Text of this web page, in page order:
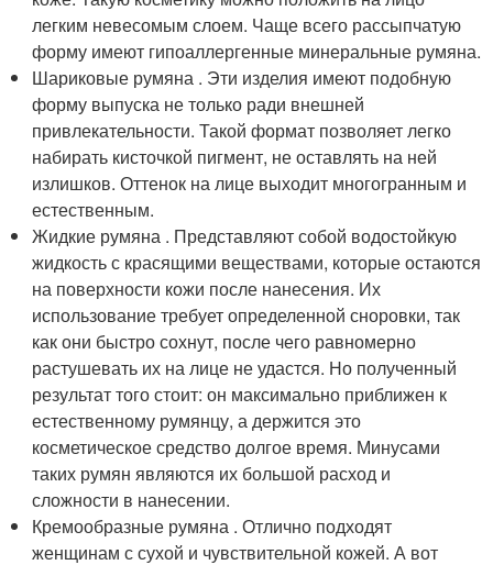
легким невесомым слоем. Чаще всего рассыпчатую
форму имеют гипоаллергенные минеральные румяна.
Шариковые румяна . Эти изделия имеют подобную
форму выпуска не только ради внешней
привлекательности. Такой формат позволяет легко
набирать кисточкой пигмент, не оставлять на ней
излишков. Оттенок на лице выходит многогранным и
естественным.
Жидкие румяна . Представляют собой водостойкую
жидкость с красящими веществами, которые остаются
на поверхности кожи после нанесения. Их
использование требует определенной сноровки, так
как они быстро сохнут, после чего равномерно
растушевать их на лице не удастся. Но полученный
результат того стоит: он максимально приближен к
естественному румянцу, а держится это
косметическое средство долгое время. Минусами
таких румян являются их большой расход и
сложности в нанесении.
Кремообразные румяна . Отлично подходят
женщинам с сухой и чувствительной кожей. А вот